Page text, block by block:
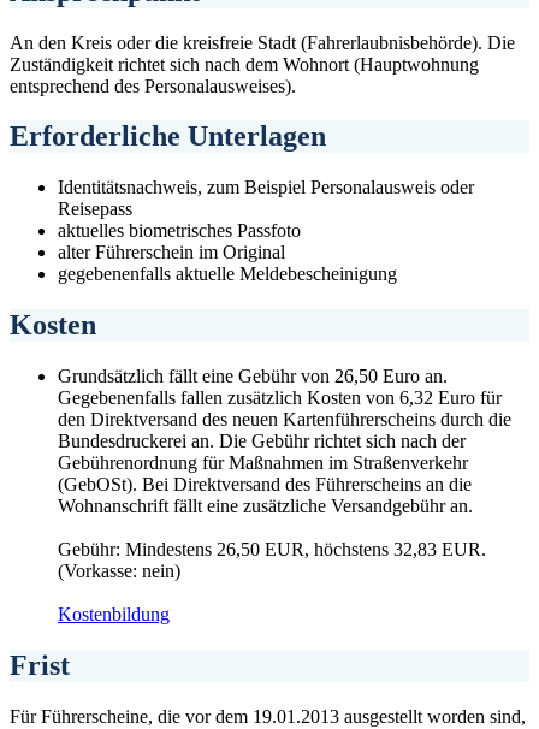
An den Kreis oder die kreisfreie Stadt (Fahrerlaubnisbehörde). Die
Zuständigkeit richtet sich nach dem Wohnort (Hauptwohnung
entsprechend des Personalausweises).
Erforderliche Unterlagen
Identitätsnachweis, zum Beispiel Personalausweis oder
Reisepass
aktuelles biometrisches Passfoto
alter Führerschein im Original
gegebenenfalls aktuelle Meldebescheinigung
Kosten
Grundsätzlich fällt eine Gebühr von 26,50 Euro an.
Gegebenenfalls fallen zusätzlich Kosten von 6,32 Euro für
den Direktversand des neuen Kartenführerscheins durch die
Bundesdruckerei an. Die Gebühr richtet sich nach der
Gebührenordnung für Maßnahmen im Straßenverkehr
(GebOSt). Bei Direktversand des Führerscheins an die
Wohnanschrift fällt eine zusätzliche Versandgebühr an.
Gebühr: Mindestens 26,50 EUR, höchstens 32,83 EUR.
(Vorkasse: nein)
Kostenbildung
Frist
Für Führerscheine, die vor dem 19.01.2013 ausgestellt worden sind,